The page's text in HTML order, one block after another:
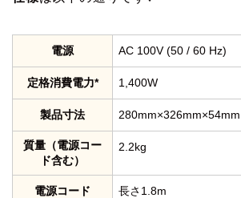
電源 AC 100V (50 / 60 Hz)
定格消費電力* 1,400W
製品寸法 280mm×326mm×54mm
質量（電源コー
ド含む）
2.2kg
電源コード 長さ1.8m